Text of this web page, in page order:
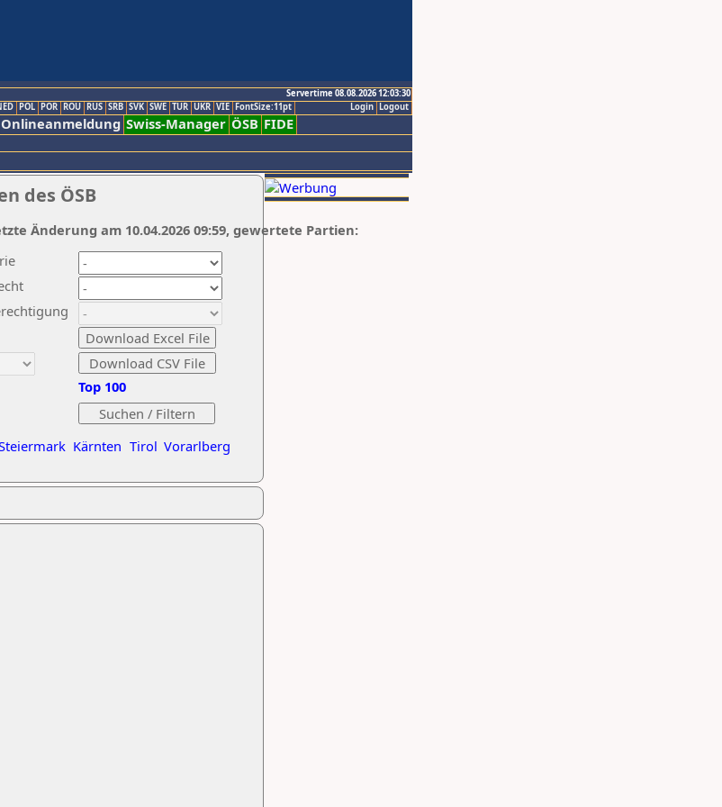
Servertime 08.08.2026 12:03:30
Logout
Login
POL POR ROU RUS SRB SVK SWE TUR UKR VIE FontSize:11pt
Onlineanmeldung Swiss-Manager ÖSB FIDE
des ÖSB
Kärnten Tirol Vorarlberg
Top 100
Änderung am 10.04.2026 09:59, gewertete Partien: